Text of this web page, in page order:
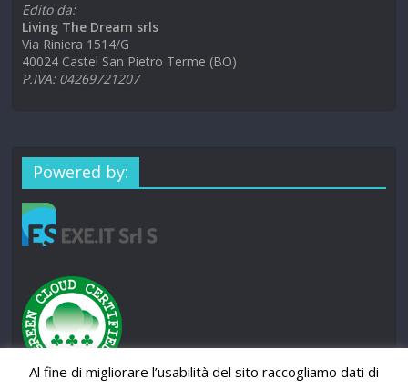
Edito da:
Living The Dream srls
Via Riniera 1514/G
40024 Castel San Pietro Terme (BO)
P.IVA: 04269721207
Powered by:
Al fine di migliorare l’usabilità del sito raccogliamo dati di